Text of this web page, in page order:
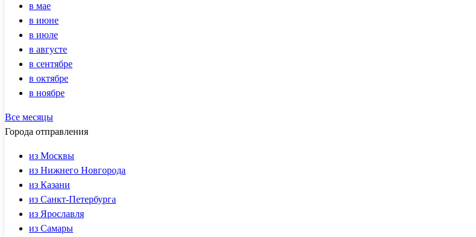
в мае
в июне
в июле
в августе
в сентябре
в октябре
в ноябре
Все месяцы
Города отправления
из Москвы
из Нижнего Новгорода
из Казани
из Санкт-Петербурга
из Ярославля
из Самары